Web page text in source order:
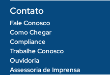
Contato
Fale Conosco
Como Chegar
Compliance
Trabalhe Conosco
Ouvidoria
Assessoria de Imprensa